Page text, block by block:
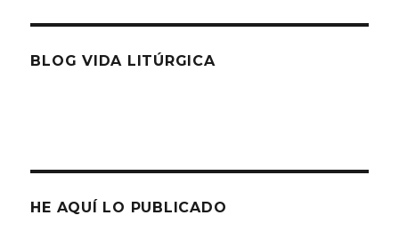
BLOG VIDA LITÚRGICA
HE AQUÍ LO PUBLICADO